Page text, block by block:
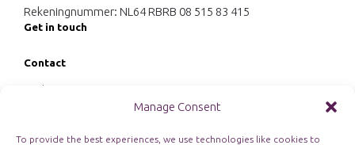
Manage Consent
To provide the best experiences, we use technologies like cookies to
Rekeningnummer: NL64 RBRB 08 515 83 415
Get in touch
Contact
Stichting Mir Wam